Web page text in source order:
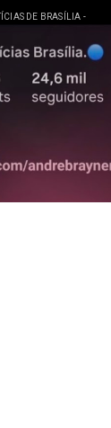
DE BRASÍLIA -